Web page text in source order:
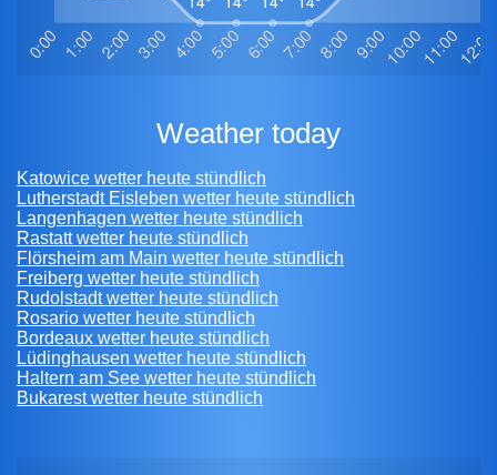
weather today
Katowice wetter heute stündlich
Lutherstadt Eisleben wetter heute stündlich
Langenhagen wetter heute stündlich
Rastatt wetter heute stündlich
Flörsheim am Main wetter heute stündlich
Freiberg wetter heute stündlich
Rudolstadt wetter heute stündlich
Rosario wetter heute stündlich
Bordeaux wetter heute stündlich
Lüdinghausen wetter heute stündlich
Haltern am See wetter heute stündlich
Bukarest wetter heute stündlich